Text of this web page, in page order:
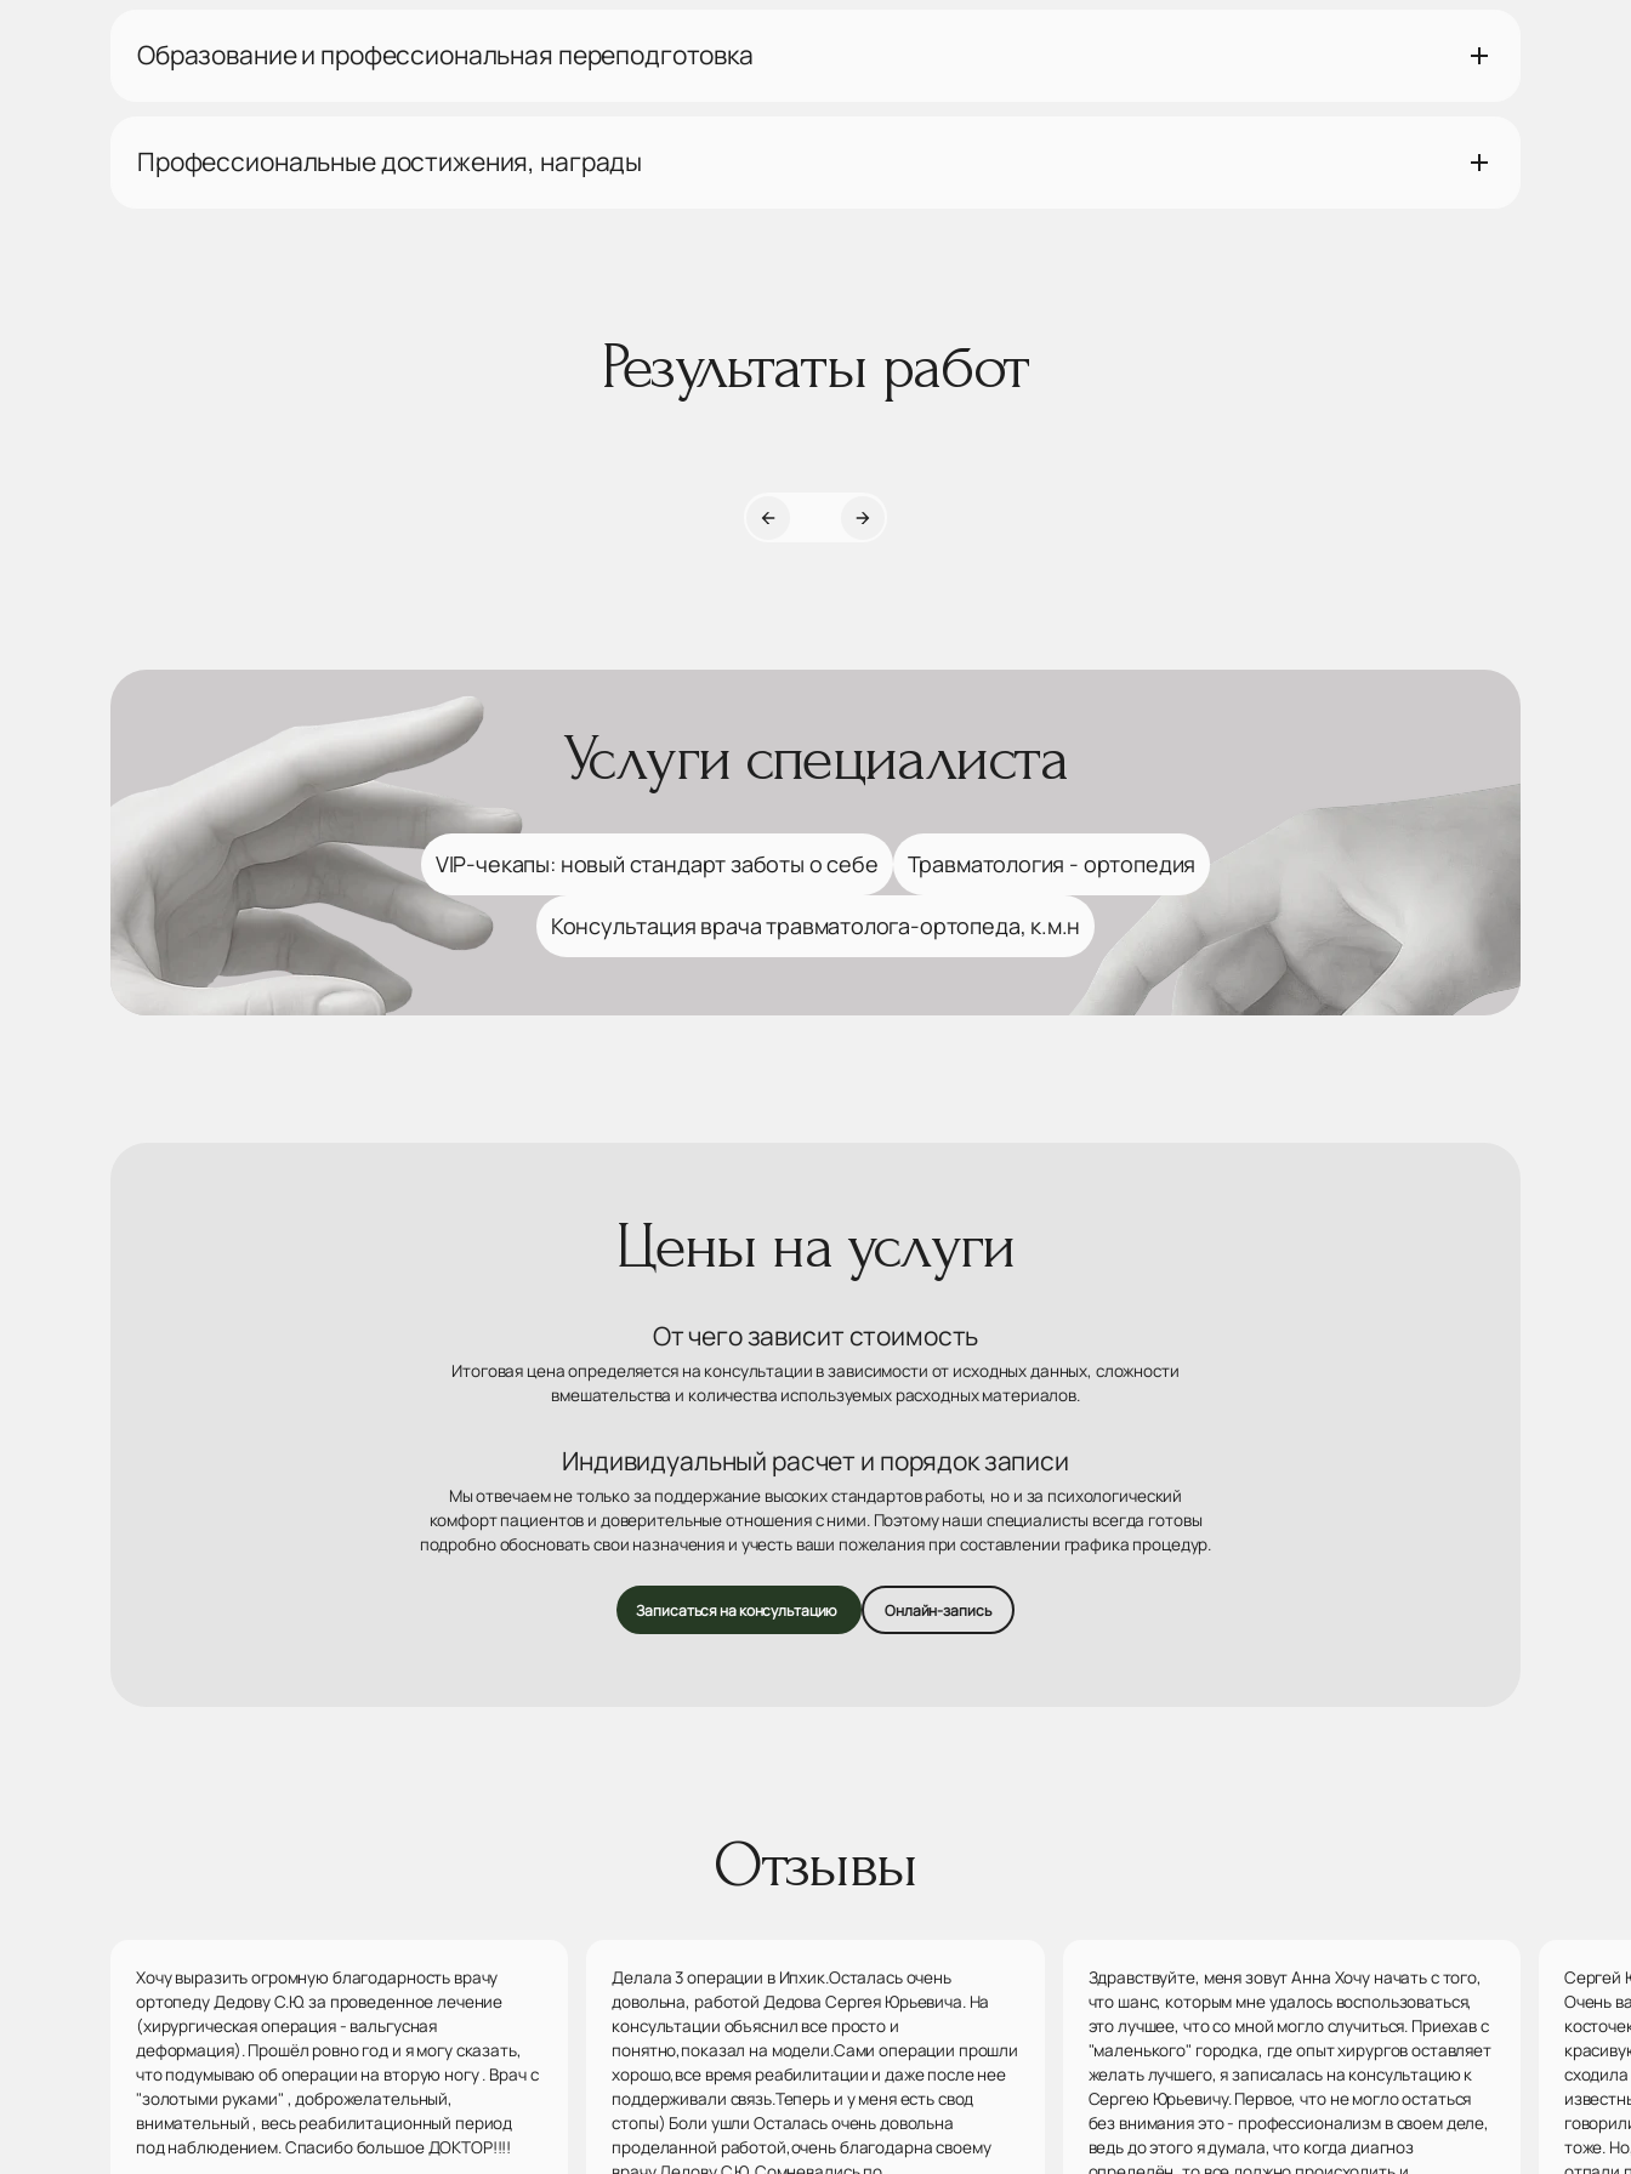
Образование и профессиональная переподготовка
Профессиональные достижения, награды
Результаты работ
Услуги специалиста
VIP-чекапы: новый стандарт заботы о себе Травматология - ортопедия
Консультация врача травматолога-ортопеда, к.м.н
Цены на услуги
От чего зависит стоимость
Итоговая цена определяется на консультации в зависимости от исходных данных, сложности
вмешательства и количества используемых расходных материалов.
Индивидуальный расчет и порядок записи
Мы отвечаем не только за поддержание высоких стандартов работы, но и за психологический
комфорт пациентов и доверительные отношения с ними. Поэтому наши специалисты всегда готовы
подробно обосновать свои назначения и учесть ваши пожелания при составлении графика процедур.
Записаться на консультацию Онлайн-запись
Отзывы
Хочу выразить огромную благодарность врачу
ортопеду Дедову С.Ю. за проведенное лечение
(хирургическая операция - вальгусная
деформация). Прошёл ровно год и я могу сказать,
что подумываю об операции на вторую ногу . Врач с
"золотыми руками" , доброжелательный,
внимательный , весь реабилитационный период
под наблюдением. Спасибо большое ДОКТОР!!!!
Делала 3 операции в Ипхик.Осталась очень
довольна, работой Дедова Сергея Юрьевича. На
консультации объяснил все просто и
понятно,показал на модели.Сами операции прошли
хорошо,все время реабилитации и даже после нее
поддерживали связь.Теперь и у меня есть свод
стопы) Боли ушли Осталась очень довольна
проделанной работой,очень благодарна своему
Здравствуйте, меня зовут Анна Хочу начать с того,
что шанс, которым мне удалось воспользоваться,
это лучшее, что со мной могло случиться. Приехав с
"маленького" городка, где опыт хирургов оставляет
желать лучшего, я записалась на консультацию к
Сергею Юрьевичу. Первое, что не могло остаться
без внимания это - профессионализм в своем деле,
ведь до этого я думала, что когда диагноз
Сергей
Очень
тоже.